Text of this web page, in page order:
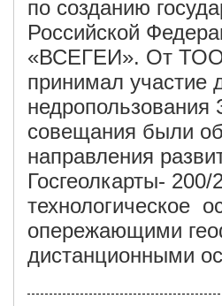
по созданию
Российской
«ВСЕГЕИ». От ТОО
принимал участие
совещания были
направления
Госгеолкарты-
технологическое
опережающими
дистанционными